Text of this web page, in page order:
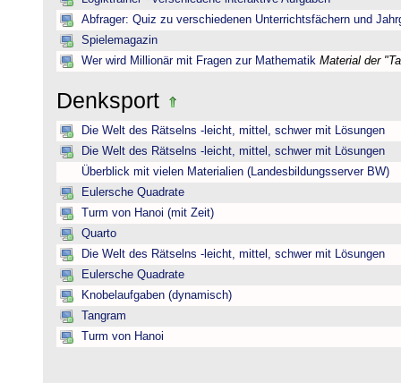
Abfrager: Quiz zu verschiedenen Unterrichtsfächern und
Spielemagazin
Wer wird Millionär mit Fragen zur Mathematik Material der
Denksport
Die Welt des Rätselns -leicht, mittel, schwer mit Lösungen
Die Welt des Rätselns -leicht, mittel, schwer mit Lösungen
Überblick mit vielen Materialien (Landesbildungsserver BW)
Eulersche Quadrate
Turm von Hanoi (mit Zeit)
Quarto
Die Welt des Rätselns -leicht, mittel, schwer mit Lösungen
Eulersche Quadrate
Knobelaufgaben (dynamisch)
Tangram
Turm von Hanoi